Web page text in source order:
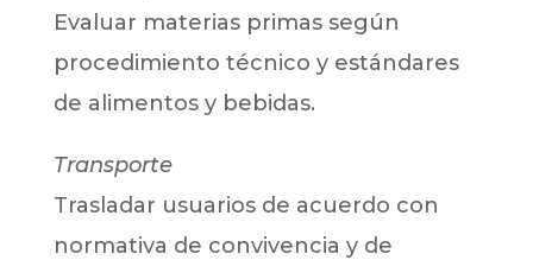
Evaluar materias primas según
procedimiento técnico y estándares
de alimentos y bebidas.
Transporte
Trasladar usuarios de acuerdo con
normativa de convivencia y de